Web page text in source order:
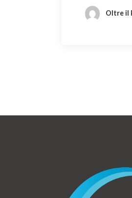
Oltre il